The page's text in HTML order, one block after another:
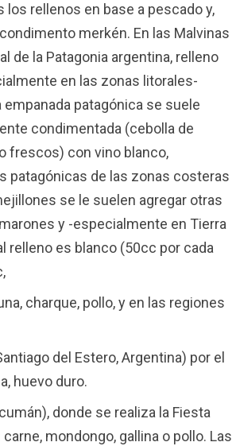
rellenos en base a pescado y,
merkén. En las Malvinas
de la Patagonia argentina, relleno
en las zonas litorales-
patagónica se suele
condimentada (cebolla de
frescos) con vino blanco,
patagónicas de las zonas costeras
se le suelen agregar otras
y -especialmente en Tierra
relleno es blanco (50cc por cada
charque, pollo, y en las regiones
del Estero, Argentina) por el
huevo duro.
donde se realiza la Fiesta
mondongo, gallina o pollo. Las